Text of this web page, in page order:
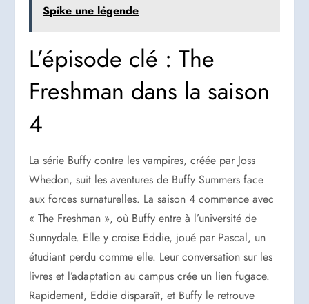
Spike une légende
L’épisode clé : The
Freshman dans la saison
4
La série Buffy contre les vampires, créée par Joss
Whedon, suit les aventures de Buffy Summers face
aux forces surnaturelles. La saison 4 commence avec
« The Freshman », où Buffy entre à l’université de
Sunnydale. Elle y croise Eddie, joué par Pascal, un
étudiant perdu comme elle. Leur conversation sur les
livres et l’adaptation au campus crée un lien fugace.
Rapidement, Eddie disparaît, et Buffy le retrouve